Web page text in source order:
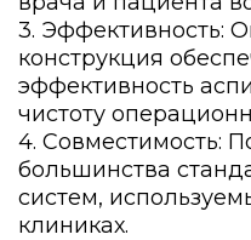
3. Эффективность:
конструкция
эффективность
чистоту
4. Совместимость:
большинства
систем,
клиниках.